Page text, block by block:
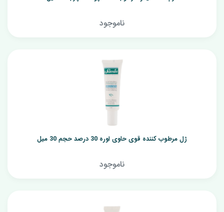
ناموجود
ژل مرطوب کننده قوی حاوی اوره 30 درصد حجم 30 میل
ناموجود